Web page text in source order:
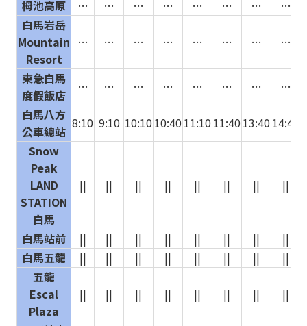
栂池高原 … … … … … … …
…
白馬岩岳
Mountain
Resort
… … … … … … … …
東急白馬
度假飯店
… … … … … … …
…
白馬八方
公車總站
8:10 9:10 10:10 10:40 11:10 11:40 13:40 14:40
Snow
Peak
LAND
STATION
白馬
|| || || || || || || ||
白馬站前 || || || || || || ||
||
白馬五龍
|| || || || || || ||
||
五龍
Escal
Plaza
|| || || || || || || ||